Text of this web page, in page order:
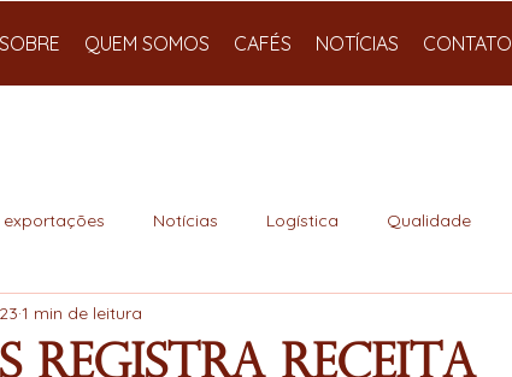
SOBRE QUEM SOMOS CAFÉS NOTÍCIAS CONTATO
Notícias Logística Qualidade
registra receita
1 min de leitura